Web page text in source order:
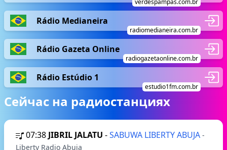
verdespampas.com.br
Rádio Medianeira
radiomedianeira.com.br
Rádio Gazeta Online
radiogazetaonline.com.br
Rádio Estúdio 1
estudio1fm.com.br
Сейчас на радиостанциях
07:38 JIBRIL JALATU -SABUWA LIBERTY ABUJA -
Liberty Radio Abuja